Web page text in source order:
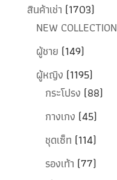
สินค้าเช่า (1703)
NEW COLLECTION
ผู้ชาย (149)
ผู้หญิง (1195)
กระโปรง (88)
กางเกง (45)
ชุดเซ็ท (114)
รองเท้า (77)